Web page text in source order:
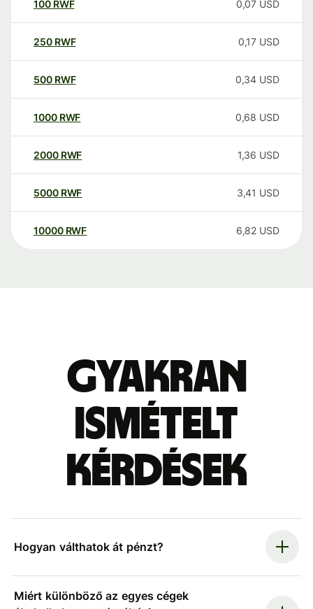
100 RWF 0,07 USD
250 RWF 0,17 USD
500 RWF 0,34 USD
1000 RWF 0,68 USD
2000 RWF 1,36 USD
5000 RWF 3,41 USD
10000 RWF 6,82 USD
Gyakran
ismételt
kérdések
Hogyan válthatok át pénzt?
Miért különböző az egyes cégek